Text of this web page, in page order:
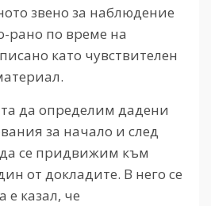
звено за наблюдение
рано по време на
като чувствителен
да определим дадени
за начало и след
се придвижим към
от докладите. В него се
е казал, че